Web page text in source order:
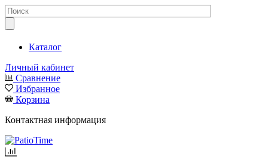
Каталог
Личный кабинет
Сравнение
Избранное
Корзина
Контактная информация